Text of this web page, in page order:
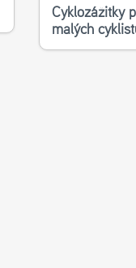
Cyklozážitky
malých